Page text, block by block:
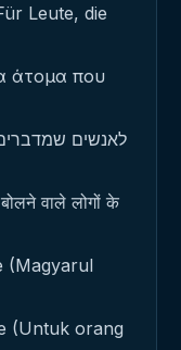
Leute, die
άτομα που
वाले लोगों के
(Magyarul
(Untuk orang